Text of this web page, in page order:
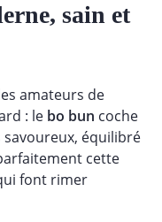
sain et
amateurs de
: le bo bun coche
savoureux, équilibré
cette
font rimer